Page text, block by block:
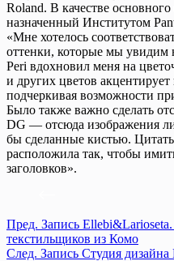
Roland. В качестве
назначенный Институтом
«Мне хотелось
оттенки, которые мы увидим
Peri вдохновил меня на
и других цветов
подчеркивая возможности
Было также важно сделать
DG — отсюда изображения
бы сделанные кистью.
расположила так, чтобы
заголовков».
Пред. Запись
текстильщиков из Комо
След. Запись Студия дизайна